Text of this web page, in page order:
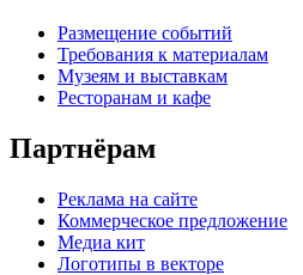
Размещение событий
Требования к материалам
Музеям и выставкам
Ресторанам и кафе
Партнёрам
Реклама на сайте
Коммерческое предложение
Медиа кит
Логотипы в векторе